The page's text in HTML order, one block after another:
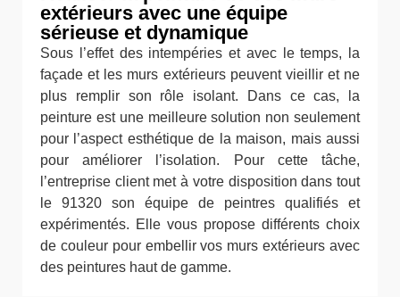
extérieurs avec une équipe
sérieuse et dynamique
Sous l’effet des intempéries et avec le temps, la
façade et les murs extérieurs peuvent vieillir et ne
plus remplir son rôle isolant. Dans ce cas, la
peinture est une meilleure solution non seulement
pour l’aspect esthétique de la maison, mais aussi
pour améliorer l’isolation. Pour cette tâche,
l’entreprise client met à votre disposition dans tout
le 91320 son équipe de peintres qualifiés et
expérimentés. Elle vous propose différents choix
de couleur pour embellir vos murs extérieurs avec
des peintures haut de gamme.